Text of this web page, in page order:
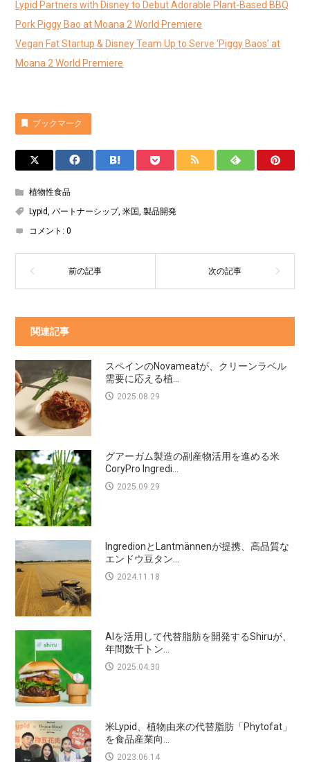
Lypid Partners with Disney to Debut Adorable Plant-Based BBQ
Pork Piggy Bao at Moana 2 World Premiere
Vegan Fat Startup & Disney Team Up to Serve ‘Piggy Baos’ at
Moana 2 World Premiere
ブックマーク
植物性食品
Lypid,パートナーシップ,米国,製品開発
コメント:0
関連記事
スペインのNovameatが、クリーンラベル
需要に応える植...
2025.08.29
グアーガム製造の副産物活用を進める米
CoryPro Ingredi...
2025.09.29
IngredionとLantmännenが提携、高品質な
エンドウ豆タン...
2024.11.18
AIを活用して代替脂肪を開発するShiruが、
年間数千トン...
2025.04.30
米Lypid、植物由来の代替脂肪「Phytofat」
を食品産業向...
2023.06.14